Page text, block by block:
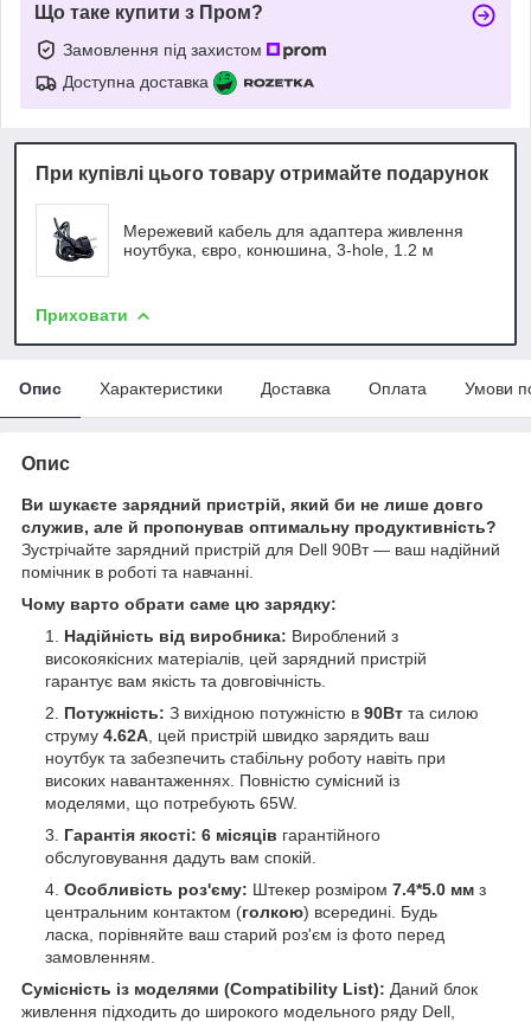
Що таке купити з Пром?
Замовлення під захистом
Доступна доставка
При купівлі цього товару отримайте подарунок
Мережевий кабель для адаптера живлення
ноутбука, євро, конюшина, 3-hole, 1.2 м
Приховати
Опис Характеристики Доставка Оплата Умови
Опис
Ви шукаєте зарядний пристрій, який би не лише довго
служив, але й пропонував оптимальну продуктивність?
Зустрічайте зарядний пристрій для Dell 90Вт — ваш надійний
помічник в роботі та навчанні.
Чому варто обрати саме цю зарядку:
Надійність від виробника: Вироблений з
високоякісних матеріалів, цей зарядний пристрій
гарантує вам якість та довговічність.
Потужність: З вихідною потужністю в 90Вт та силою
струму 4.62А , цей пристрій швидко зарядить ваш
ноутбук та забезпечить стабільну роботу навіть при
високих навантаженнях. Повністю сумісний із
моделями, що потребують 65W.
Гарантія якості: 6 місяців гарантійного
обслуговування дадуть вам спокій.
Особливість роз'єму: Штекер розміром 7.4*5.0 мм з
центральним контактом (голкою) всередині. Будь
ласка, порівняйте ваш старий роз'єм із фото перед
замовленням.
Сумісність із моделями (Compatibility List): Даний блок
живлення підходить до широкого модельного ряду Dell,